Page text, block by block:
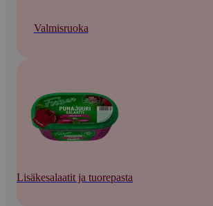
Valmisruoka
Lisäkesalaatit ja tuorepasta